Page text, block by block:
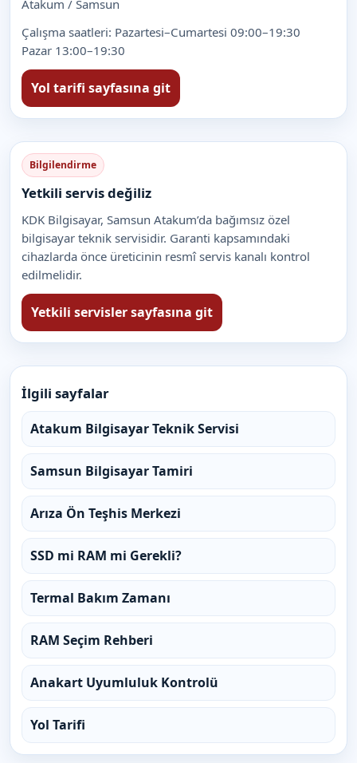
Atakum / Samsun
Çalışma saatleri: Pazartesi–Cumartesi 09:00–19:30
Pazar 13:00–19:30
Yol tarifi sayfasına git
Bilgilendirme
Yetkili servis değiliz
KDK Bilgisayar, Samsun Atakum’da bağımsız özel
bilgisayar teknik servisidir. Garanti kapsamındaki
cihazlarda önce üreticinin resmî servis kanalı kontrol
edilmelidir.
Yetkili servisler sayfasına git
İlgili sayfalar
Atakum Bilgisayar Teknik Servisi
Samsun Bilgisayar Tamiri
Arıza Ön Teşhis Merkezi
SSD mi RAM mi Gerekli?
Termal Bakım Zamanı
RAM Seçim Rehberi
Anakart Uyumluluk Kontrolü
Yol Tarifi